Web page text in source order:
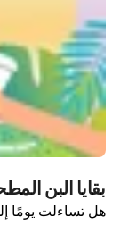
بقايا البن
هل تساءلت يومًا